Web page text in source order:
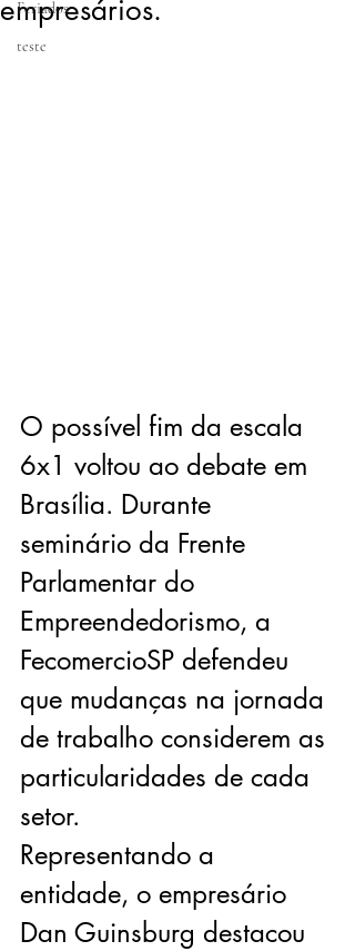
Feriados
teste
empresários.
O possível fim da escala
6x1 voltou ao debate em
Brasília. Durante
seminário da Frente
Parlamentar do
Empreendedorismo, a
FecomercioSP defendeu
que mudanças na jornada
de trabalho considerem as
particularidades de cada
setor.
Representando a
entidade, o empresário
Dan Guinsburg destacou